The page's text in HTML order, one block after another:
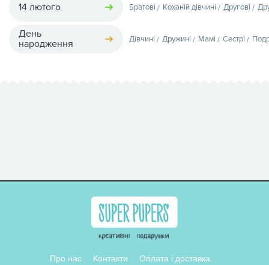
14 лютого Братові Коханій дівчині Другові
День
народження
Дівчині Дружині Мамі Сестрі
Про нас Контакти
Оплата і доставка